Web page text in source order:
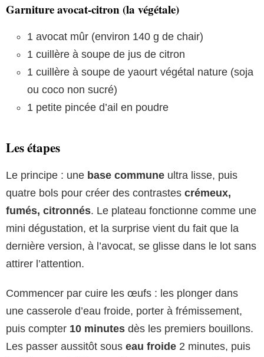
Garniture avocat-citron (la végétale)
1 avocat mûr (environ 140 g de chair)
1 cuillère à soupe de jus de citron
1 cuillère à soupe de yaourt végétal nature (soja
ou coco non sucré)
1 petite pincée d’ail en poudre
Les étapes
Le principe : une base commune ultra lisse, puis
quatre bols pour créer des contrastes crémeux,
fumés, citronnés. Le plateau fonctionne comme une
mini dégustation, et la surprise vient du fait que la
dernière version, à l’avocat, se glisse dans le lot sans
attirer l’attention.
Commencer par cuire les œufs : les plonger dans
une casserole d’eau froide, porter à frémissement,
puis compter 10 minutes dès les premiers bouillons.
Les passer aussitôt sous eau froide 2 minutes, puis